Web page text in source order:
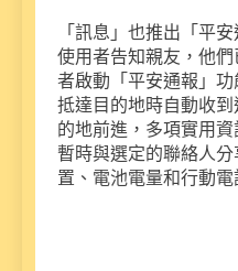
「訊息」也推出「平
使用者告知親友，他
者啟動「平安通報」
抵達目的地時自動收
的地前進，多項實用
暫時與選定的聯絡人
置、電池電量和行動電